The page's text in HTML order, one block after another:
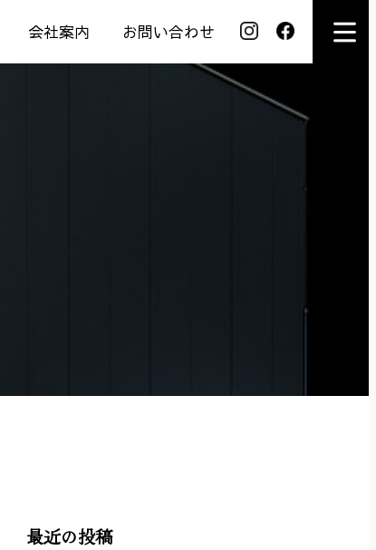
会社案内 お問い合わせ
最近の投稿